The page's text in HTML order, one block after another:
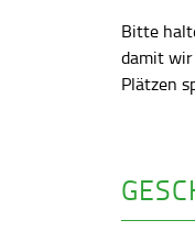
Bitte
damit wir
Plätzen